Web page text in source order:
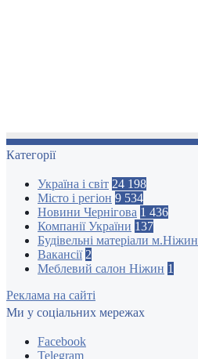
Категорії
Україна і світ 24 198
Місто і регіон 9 534
Новини Чернігова 1 436
Компанії України 137
Будівельні матеріали м.Ніжин
Вакансії 2
Меблевий салон Ніжин 1
Реклама на сайті
Ми у соціальних мережах
Facebook
Telegram